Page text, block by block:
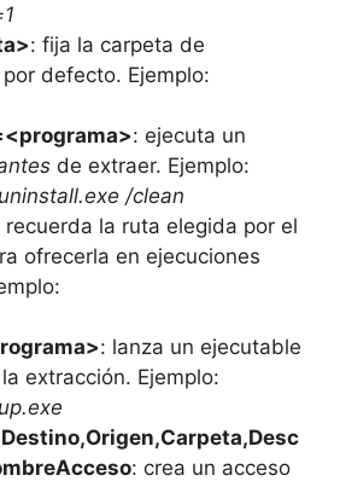
: fija la carpeta de
defecto. Ejemplo:
: ejecuta un
de extraer. Ejemplo:
/clean
recuerda la ruta elegida por el
ofrecerla en ejecuciones
: lanza un ejecutable
extracción. Ejemplo:
: crea un acceso